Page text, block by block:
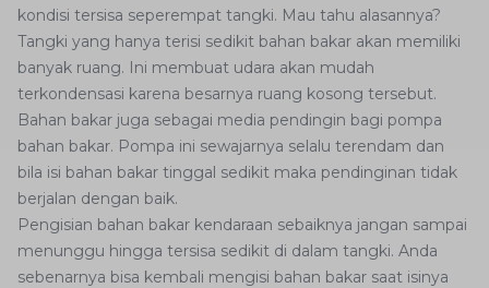
kondisi tersisa seperempat tangki. Mau tahu alasannya?
Tangki yang hanya terisi sedikit bahan bakar akan memiliki
banyak ruang. Ini membuat udara akan mudah
terkondensasi karena besarnya ruang kosong tersebut.
Bahan bakar juga sebagai media pendingin bagi pompa
bahan bakar. Pompa ini sewajarnya selalu terendam dan
bila isi bahan bakar tinggal sedikit maka pendinginan tidak
berjalan dengan baik.
Pengisian bahan bakar kendaraan sebaiknya jangan sampai
menunggu hingga tersisa sedikit di dalam tangki. Anda
sebenarnya bisa kembali mengisi bahan bakar saat isinya